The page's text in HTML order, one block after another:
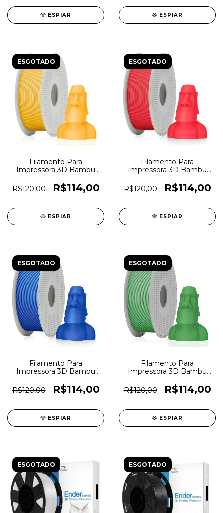
ESPIAR ESPIAR
ESGOTADO
Filamento Para
Impressora 3D Bambu
Girassol - 7296
R$120,00 R$114,00
ESPIAR
ESGOTADO
Filamento Para
Impressora 3D Bambu
Vermelho - 7294
R$120,00 R$114,00
ESPIAR
ESGOTADO
Filamento Para
Impressora 3D Bambu
- 7293
R$120,00 R$114,00
ESPIAR
ESGOTADO
Filamento Para
Impressora 3D Bambu
Verde - 7290
R$120,00 R$114,00
ESPIAR
ESGOTADO ESGOTADO